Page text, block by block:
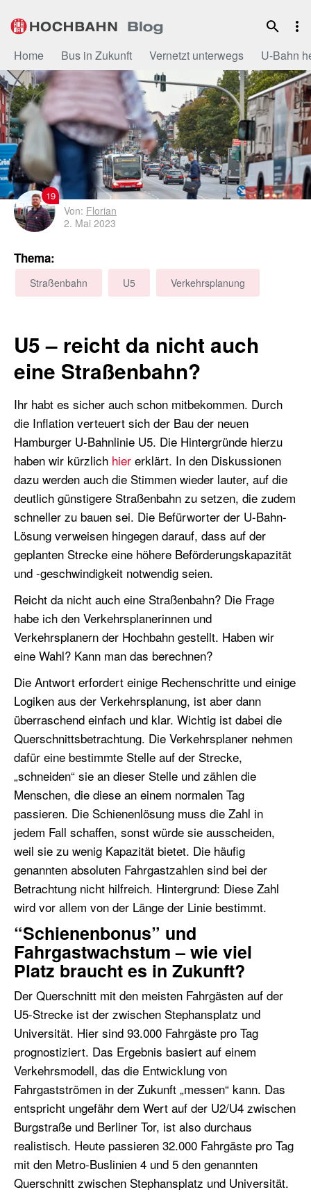
Inhalt
Home Bus in Zukunft Vernetzt unterwegs U-Bahn
19
Von: Florian
2. Mai 2023
Thema:
Straßenbahn U5 Verkehrsplanung
U5 – reicht da nicht auch
eine Straßenbahn?
Ihr habt es sicher auch schon mitbekommen. Durch
die Inflation verteuert sich der Bau der neuen
Hamburger U-Bahnlinie U5. Die Hintergründe hierzu
haben wir kürzlich hier erklärt. In den Diskussionen
dazu werden auch die Stimmen wieder lauter, auf die
deutlich günstigere Straßenbahn zu setzen, die zudem
schneller zu bauen sei. Die Befürworter der U-Bahn-
Lösung verweisen hingegen darauf, dass auf der
geplanten Strecke eine höhere Beförderungskapazität
und -geschwindigkeit notwendig seien.
Reicht da nicht auch eine Straßenbahn? Die Frage
habe ich den Verkehrsplanerinnen und
Verkehrsplanern der Hochbahn gestellt. Haben wir
eine Wahl? Kann man das berechnen?
Die Antwort erfordert einige Rechenschritte und einige
Logiken aus der Verkehrsplanung, ist aber dann
überraschend einfach und klar. Wichtig ist dabei die
Querschnittsbetrachtung. Die Verkehrsplaner nehmen
dafür eine bestimmte Stelle auf der Strecke,
„schneiden“ sie an dieser Stelle und zählen die
Menschen, die diese an einem normalen Tag
passieren. Die Schienenlösung muss die Zahl in
jedem Fall schaffen, sonst würde sie ausscheiden,
weil sie zu wenig Kapazität bietet. Die häufig
genannten absoluten Fahrgastzahlen sind bei der
Betrachtung nicht hilfreich. Hintergrund: Diese Zahl
wird vor allem von der Länge der Linie bestimmt.
“Schienenbonus” und
Fahrgastwachstum – wie viel
Platz braucht es in Zukunft?
Der Querschnitt mit den meisten Fahrgästen auf der
U5-Strecke ist der zwischen Stephansplatz und
Universität. Hier sind 93.000 Fahrgäste pro Tag
prognostiziert. Das Ergebnis basiert auf einem
Verkehrsmodell, das die Entwicklung von
Fahrgastströmen in der Zukunft „messen“ kann. Das
entspricht ungefähr dem Wert auf der U2/U4 zwischen
Burgstraße und Berliner Tor, ist also durchaus
realistisch. Heute passieren 32.000 Fahrgäste pro Tag
mit den Metro-Buslinien 4 und 5 den genannten
Querschnitt zwischen Stephansplatz und Universität.